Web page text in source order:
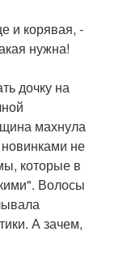
и корявая, -
нужна!
дочку на
махнула
не
которые в
Волосы
А зачем,